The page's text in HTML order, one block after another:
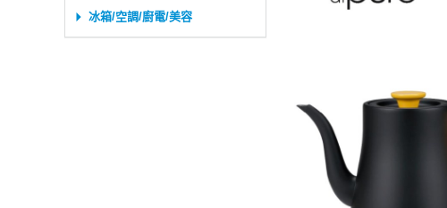
冰箱/空調/廚電/美容